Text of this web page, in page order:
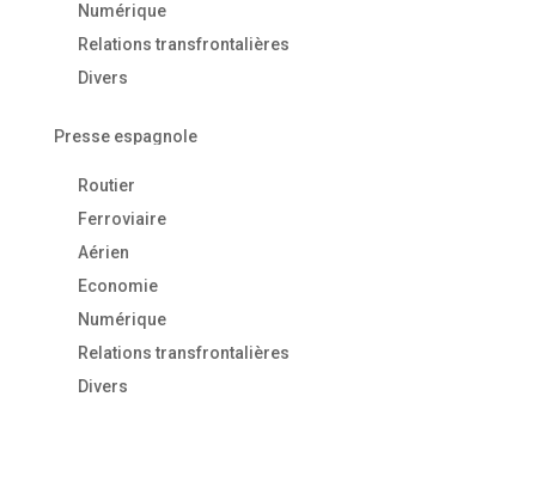
Numérique
Relations transfrontalières
Divers
Presse espagnole
Routier
Ferroviaire
Aérien
Economie
Numérique
Relations transfrontalières
Divers